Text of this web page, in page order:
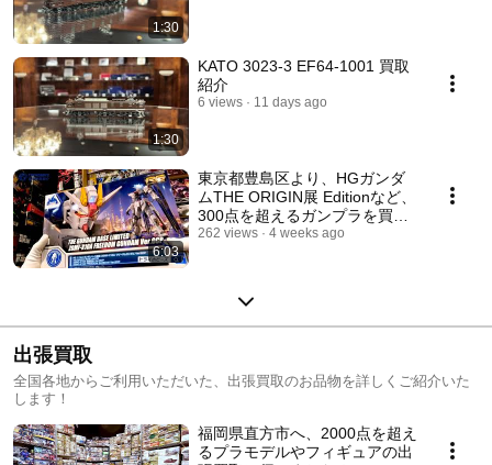
1:30
1:30
KATO 3023-3 EF64-1001 買取
紹介
6 views 11 days ago
6:03
東京都豊島区より、HGガンダ
ムTHE ORIGIN展 Editionなど、
300点を超えるガンプラを買取
させていただきました！
262 views 4 weeks ago
出張買取
全国各地からご利用いただいた、出張買取のお品物を詳しくご紹介いた
します！
福岡県直方市へ、2000点を超え
るプラモデルやフィギュアの出